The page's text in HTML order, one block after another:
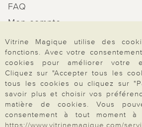
FAQ
Mon compte
Inscription Newsletter
Demande de catalogue
Données personnelles
Droit de rétractation
Rétractation
Vitrine Magique utilise des
fonctions. Avec votre
cookies pour améliorer votre
Cliquez sur "Accepter tous les
tous les cookies ou cliquez sur
savoir plus et choisir vos
matière de cookies. Vous
consentement à tout moment à
https://www.vitrinemagique.com/